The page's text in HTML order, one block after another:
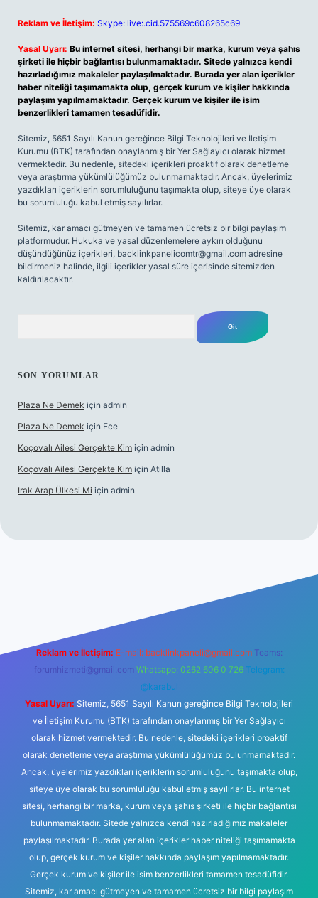
Reklam ve İletişim: Skype: live:.cid.575569c608265c69
Yasal Uyarı: Bu internet sitesi, herhangi bir marka, kurum veya şahıs
şirketi ile hiçbir bağlantısı bulunmamaktadır. Sitede yalnızca kendi
hazırladığımız makaleler paylaşılmaktadır. Burada yer alan içerikler
haber niteliği taşımamakta olup, gerçek kurum ve kişiler hakkında
paylaşım yapılmamaktadır. Gerçek kurum ve kişiler ile isim
benzerlikleri tamamen tesadüfidir.
Sitemiz, 5651 Sayılı Kanun gereğince Bilgi Teknolojileri ve İletişim
Kurumu (BTK) tarafından onaylanmış bir Yer Sağlayıcı olarak hizmet
vermektedir. Bu nedenle, sitedeki içerikleri proaktif olarak denetleme
veya araştırma yükümlülüğümüz bulunmamaktadır. Ancak, üyelerimiz
yazdıkları içeriklerin sorumluluğunu taşımakta olup, siteye üye olarak
bu sorumluluğu kabul etmiş sayılırlar.
Sitemiz, kar amacı gütmeyen ve tamamen ücretsiz bir bilgi paylaşım
platformudur. Hukuka ve yasal düzenlemelere aykırı olduğunu
düşündüğünüz içerikleri, backlinkpanelicomtr@gmail.com adresine
bildirmeniz halinde, ilgili içerikler yasal süre içerisinde sitemizden
kaldırılacaktır.
SON YORUMLAR
Plaza Ne Demek için admin
Plaza Ne Demek için Ece
Koçovalı Ailesi Gerçekte Kim için admin
Koçovalı Ailesi Gerçekte Kim için Atilla
Irak Arap Ülkesi Mi için admin
Reklam ve İletişim: E-mail: backlinkpaneli@gmail.com Teams:
forumhizmeti@gmail.com Whatsapp: 0262 606 0 726 Telegram:
@karabul
Yasal Uyarı: Sitemiz, 5651 Sayılı Kanun gereğince Bilgi Teknolojileri
ve İletişim Kurumu (BTK) tarafından onaylanmış bir Yer Sağlayıcı
olarak hizmet vermektedir. Bu nedenle, sitedeki içerikleri proaktif
olarak denetleme veya araştırma yükümlülüğümüz bulunmamaktadır.
Ancak, üyelerimiz yazdıkları içeriklerin sorumluluğunu taşımakta olup,
siteye üye olarak bu sorumluluğu kabul etmiş sayılırlar. Bu internet
sitesi, herhangi bir marka, kurum veya şahıs şirketi ile hiçbir bağlantısı
bulunmamaktadır. Sitede yalnızca kendi hazırladığımız makaleler
paylaşılmaktadır. Burada yer alan içerikler haber niteliği taşımamakta
olup, gerçek kurum ve kişiler hakkında paylaşım yapılmamaktadır.
Gerçek kurum ve kişiler ile isim benzerlikleri tamamen tesadüfidir.
Sitemiz, kar amacı gütmeyen ve tamamen ücretsiz bir bilgi paylaşım